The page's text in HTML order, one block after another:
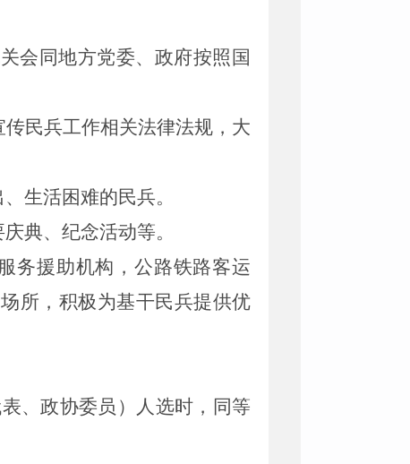
会同地方党委、政府按照国
民兵工作相关法律法规， 大
生活困难的民兵。
典、纪念活动等。
务援助机构，公路铁路客运
所，积极为基干民兵提供优
、政协委员）人选时， 同等